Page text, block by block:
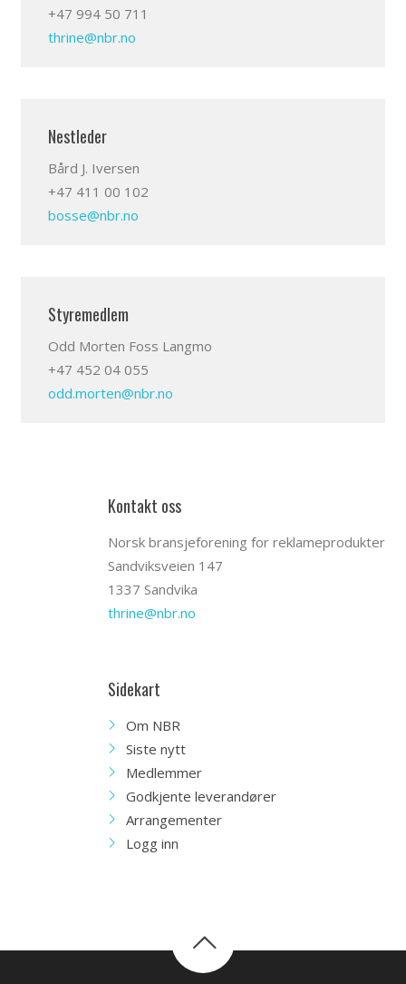
+47 994 50 711
thrine@nbr.no
Nestleder
Bård J. Iversen
+47 411 00 102
bosse@nbr.no
Styremedlem
Odd Morten Foss Langmo
+47 452 04 055
odd.morten@nbr.no
Kontakt oss
Norsk bransjeforening for reklameprodukter
Sandviksveien 147
1337 Sandvika
thrine@nbr.no
Sidekart
Om NBR
Siste nytt
Medlemmer
Godkjente leverandører
Arrangementer
Logg inn